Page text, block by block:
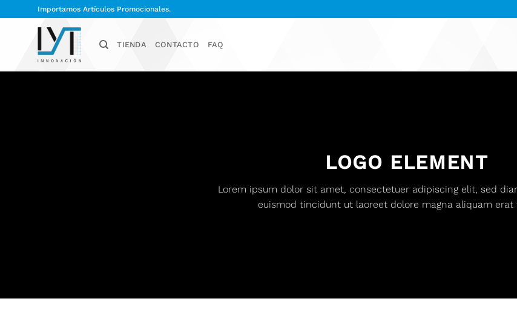
al
Importamos Artículos Promocionales.
TIENDA CONTACTO FAQ
LOGO ELEMENT
Lorem ipsum dolor sit amet, consectetuer adipiscing elit, sed
euismod tincidunt ut laoreet dolore magna aliquam erat